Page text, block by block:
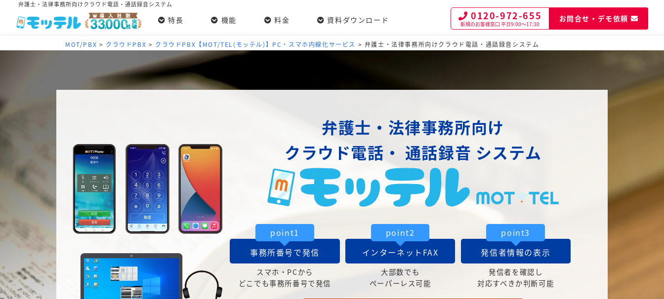
弁護士・法律事務所向けクラウド電話・通話録音システム
特長 機能 料金 資料ダウンロード 0120-972-655
新規のお客様窓口 平日9:00～17:30
お問合せ・デモ依頼
MOT/PBX > クラウドPBX > クラウドPBX【MOT/TEL(モッテル)】PC・スマホ内線化サービス > 弁護士・法律事務所向けクラウド電話・通話録音システム
弁護士・法律事務所向け
クラウド電話・ 通話録音 システム
point1
事務所番号で発信
スマホ・PCから
どこでも事務所番号で発信
point2
インターネットFAX
大部数でも
ペーパーレス可能
point3
発信者情報の表示
発信者を確認し
対応すべきか判断可能